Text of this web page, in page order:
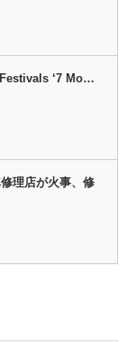
‘7 Mo…
理店が火事、修